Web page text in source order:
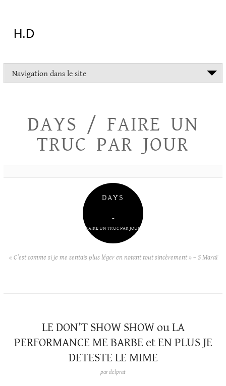
H.D
Navigation dans le site
DAYS / FAIRE UN
TRUC PAR JOUR
DAYS
–
FAIRE UN TRUC PAR JOUR
« C’est comme si je me sentais plus léger en notant tout sincèrement » – S Maraï
LE DON’T SHOW SHOW ou LA
PERFORMANCE ME BARBE et EN PLUS JE
DETESTE LE MIME
pardelprat